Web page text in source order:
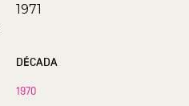
1971
DÉCADA
1970